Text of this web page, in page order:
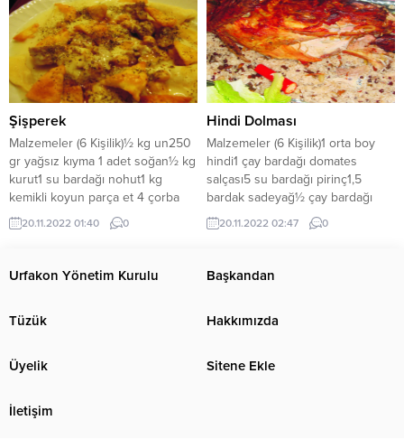
dağlanan yağa pekmez ilave
edilir, kaynara çıkınca ekmeklerin
üzerine dökülür. Ceviz küçük
parçalara bölünüp üzerine
serpilerek servis yapılır.
ve dövme düdüklü tencereye
konularak suda iyice pişirilir.
Diğer taraftan yoğurdun içerisine
-kesilmemesi için konulan-
yumurta ve tuz katılarak çırpılır.
Kaynamaya başlayan nohut...
Şişperek
Malzemeler (6 Kişilik)½ kg un250
gr yağsız kıyma 1 adet soğan½ kg
kurut1 su bardağı nohut1 kg
kemikli koyun parça et 4 çorba
kaşığı sadeyağ1 çay kaşığı
karabiber 1 tatlı kaşığı
çiğköftelik et4 çay bardağı köftelik
çay...
20.11.2022 01:40 0
Hindi Dolması
Malzemeler (6 Kişilik)1 orta boy
hindi1 çay bardağı domates
salçası5 su bardağı pirinç1,5
bardak sadeyağ½ çay bardağı
kuş üzümü½ çay bardağı fıstık1
büyük baş soğan1 yemek kaşığı
karabiberYeteri kadar
baharat HazırlanışıTemizlenen
şekilde yıkanır. Bir portakalın
küçük parçalar halinde doğranır...
20.11.2022 02:47 0
Urfakon Yönetim Kurulu Başkandan
Tüzük Hakkımızda
Üyelik Sitene Ekle
İletişim